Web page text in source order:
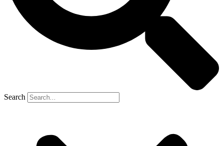
Search